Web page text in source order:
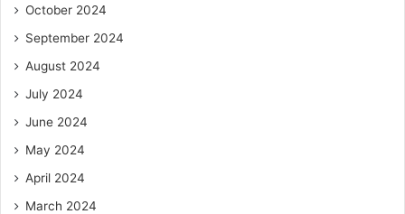
October 2024
September 2024
August 2024
July 2024
June 2024
May 2024
April 2024
March 2024